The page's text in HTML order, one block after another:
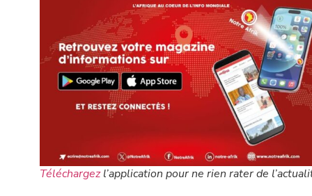
Téléchargezl’application pour ne rien rater de